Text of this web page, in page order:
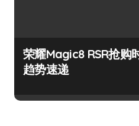
荣耀Magic8 RSR抢购
趋势速递